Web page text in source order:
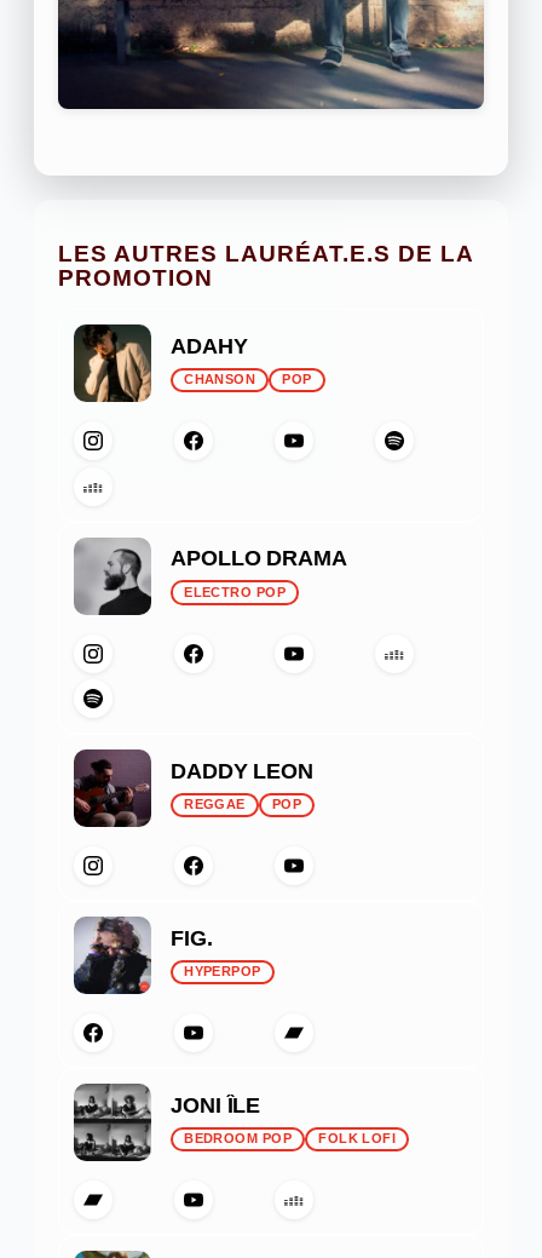
LES AUTRES LAURÉAT.E.S DE LA
PROMOTION
ADAHY
CHANSON POP
APOLLO DRAMA
ELECTRO POP
DADDY LEON
REGGAE POP
FIG.
HYPERPOP
JONI ÎLE
BEDROOM POP FOLK LOFI